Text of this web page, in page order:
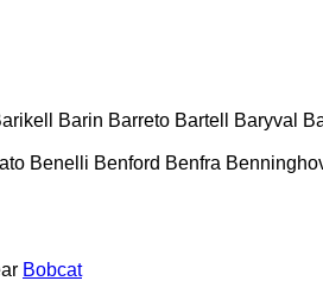
Barin Barreto Bartell Baryval
Benelli Benford Benfra
Bobcat